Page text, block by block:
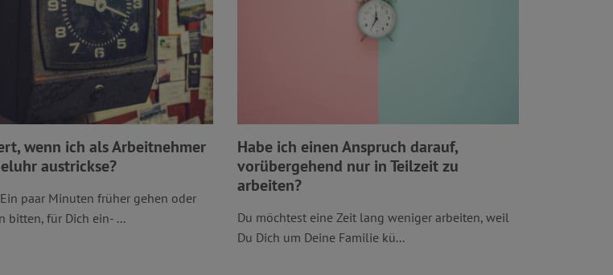
wenn ich als Arbeitnehmer
austrickse?
paar Minuten früher gehen oder
bitten, für Dich ein- ...
Habe ich einen Anspruch darauf,
vorübergehend nur in Teilzeit zu
arbeiten?
Du möchtest eine Zeit lang weniger arbeiten, weil
Du Dich um Deine Familie kü...